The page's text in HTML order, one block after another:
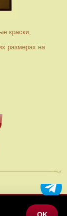
краски,
размерах на